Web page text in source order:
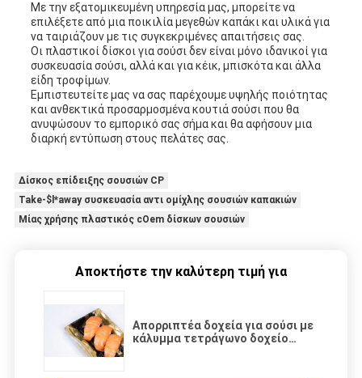
Με την εξατομικευμένη υπηρεσία μας, μπορείτε να
επιλέξετε από μια ποικιλία μεγεθών καπάκι και υλικά για
να ταιριάζουν με τις συγκεκριμένες απαιτήσεις σας.
Οι πλαστικοί δίσκοι για σούσι δεν είναι μόνο ιδανικοί για
συσκευασία σούσι, αλλά και για κέικ, μπισκότα και άλλα
είδη τροφίμων.
Εμπιστευτείτε μας να σας παρέχουμε υψηλής ποιότητας
και ανθεκτικά προσαρμοσμένα κουτιά σούσι που θα
ανυψώσουν το εμπορικό σας σήμα και θα αφήσουν μια
διαρκή εντύπωση στους πελάτες σας.
Δίσκος επίδειξης σουσιών CP
Take-$l*away συσκευασία αντι ομίχλης σουσιών καπακιών
Μίας χρήσης πλαστικός cOem δίσκων σουσιών
Αποκτήστε την καλύτερη τιμή για
Απορριπτέα δοχεία για σούσι με
κάλυμμα τετράγωνο δοχείο